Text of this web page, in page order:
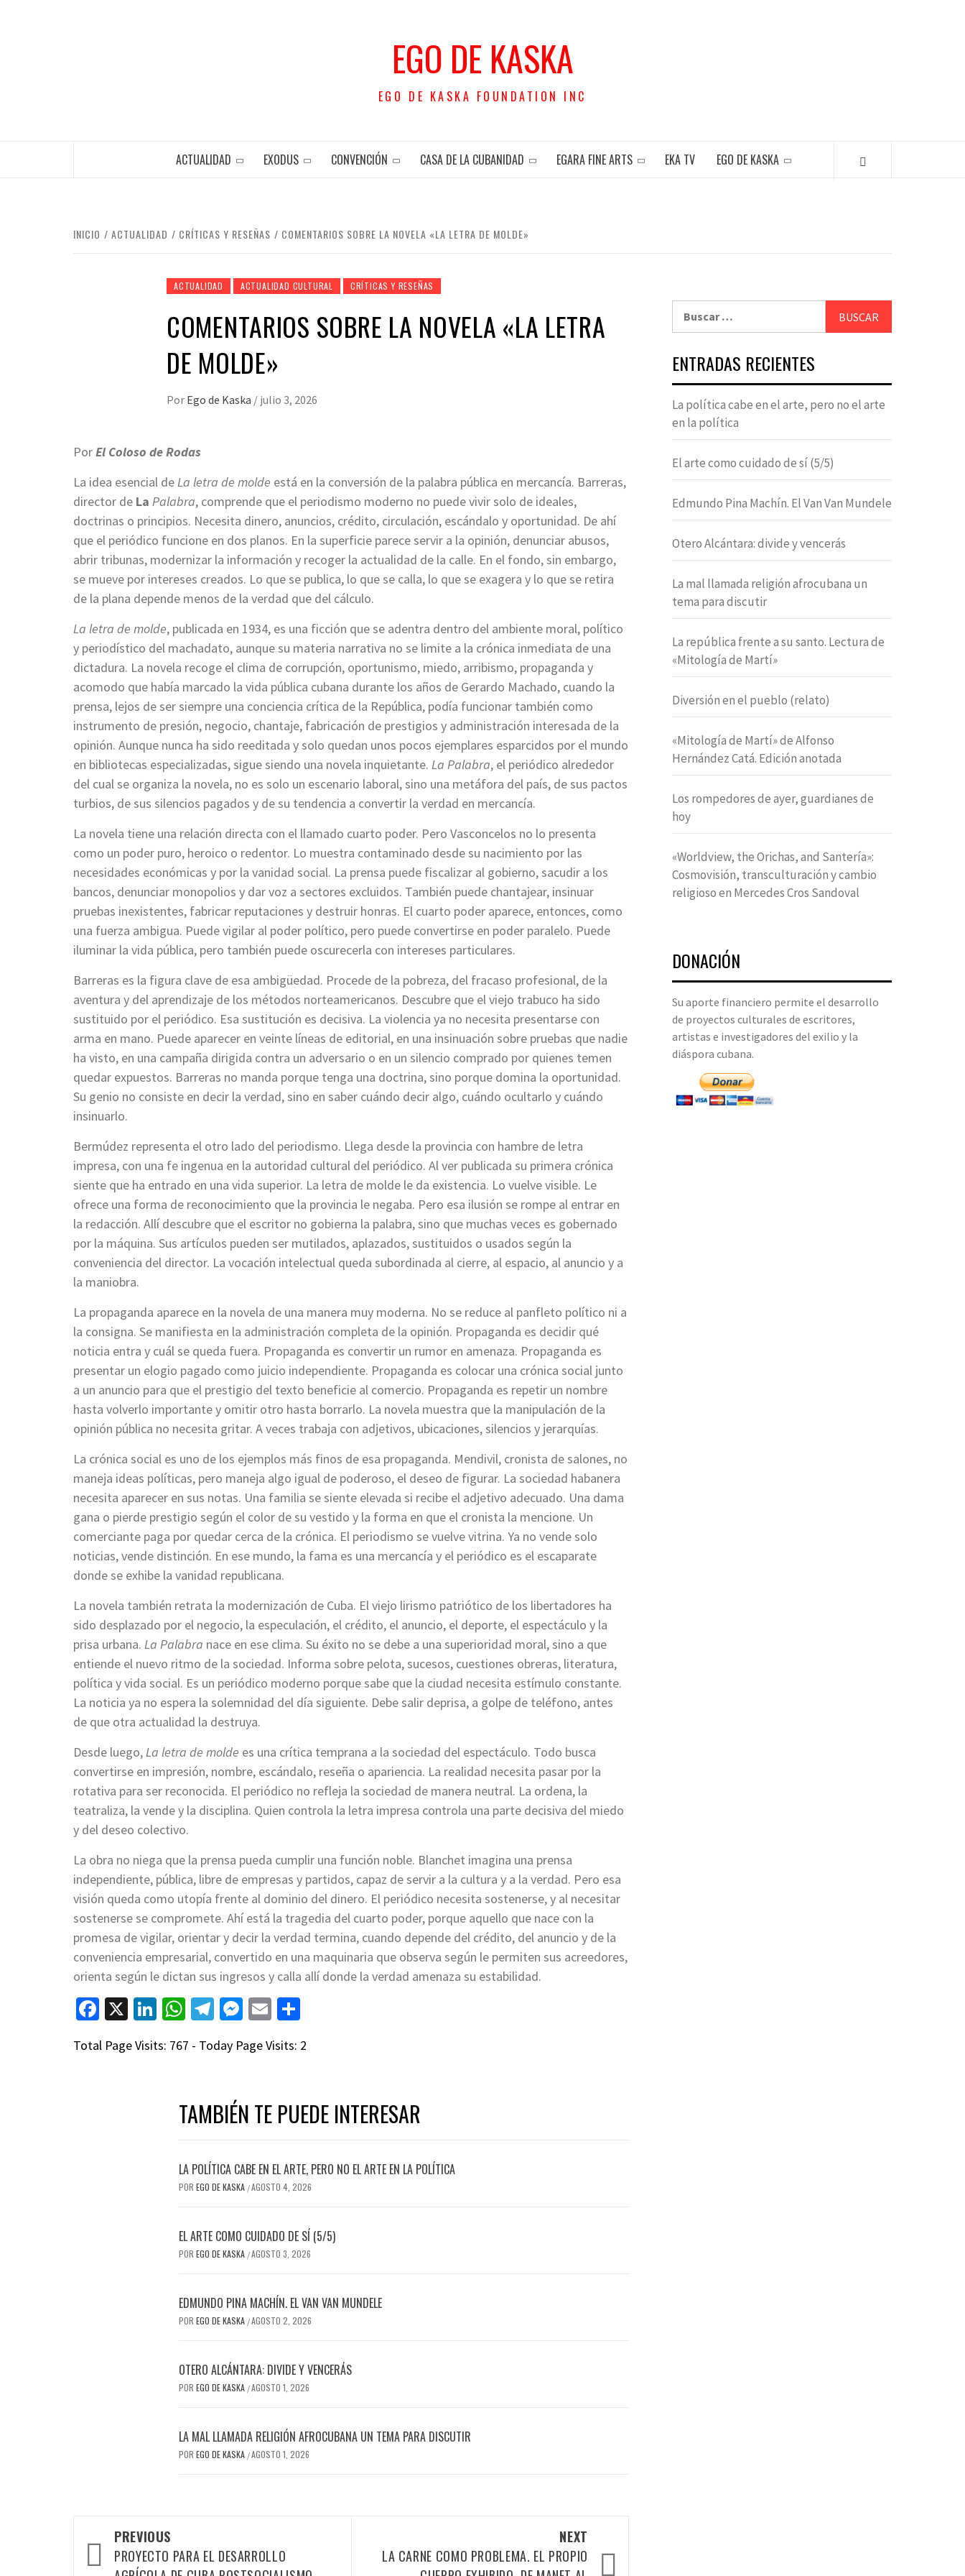
EGO DE KASKA
EGO DE KASKA FOUNDATION INC
ACTUALIDAD EXODUS CONVENCIÓN CASA DE LA CUBANIDAD EGARA FINE ARTS EKA TV EGO DE KASKA
INICIO ACTUALIDAD CRÍTICAS Y RESEÑAS COMENTARIOS SOBRE LA NOVELA «LA LETRA DE MOLDE»
ACTUALIDAD ACTUALIDAD CULTURAL CRÍTICAS Y RESEÑAS
COMENTARIOS SOBRE LA NOVELA «LA LETRA
DE MOLDE»
Por Ego de Kaska / julio 3, 2026
PorEl Coloso de Rodas
La idea esencial deLa letra de molde está en la conversión de la palabra pública en mercancía. Barreras,
director de La Palabra, comprende que el periodismo moderno no puede vivir solo de ideales,
doctrinas o principios. Necesita dinero, anuncios, crédito, circulación, escándalo y oportunidad. De ahí
que el periódico funcione en dos planos. En la superficie parece servir a la opinión, denunciar abusos,
abrir tribunas, modernizar la información y recoger la actualidad de la calle. En el fondo, sin embargo,
se mueve por intereses creados. Lo que se publica, lo que se calla, lo que se exagera y lo que se retira
de la plana depende menos de la verdad que del cálculo.
La letra de molde, publicada en 1934, es una ficción que se adentra dentro del ambiente moral, político
y periodístico del machadato, aunque su materia narrativa no se limite a la crónica inmediata de una
dictadura. La novela recoge el clima de corrupción, oportunismo, miedo, arribismo, propaganda y
acomodo que había marcado la vida pública cubana durante los años de Gerardo Machado, cuando la
prensa, lejos de ser siempre una conciencia crítica de la República, podía funcionar también como
instrumento de presión, negocio, chantaje, fabricación de prestigios y administración interesada de la
opinión. Aunque nunca ha sido reeditada y solo quedan unos pocos ejemplares esparcidos por el mundo
en bibliotecas especializadas, sigue siendo una novela inquietante. La Palabra, el periódico alrededor
del cual se organiza la novela, no es solo un escenario laboral, sino una metáfora del país, de sus pactos
turbios, de sus silencios pagados y de su tendencia a convertir la verdad en mercancía.
La novela tiene una relación directa con el llamado cuarto poder. Pero Vasconcelos no lo presenta
como un poder puro, heroico o redentor. Lo muestra contaminado desde su nacimiento por las
necesidades económicas y por la vanidad social. La prensa puede fiscalizar al gobierno, sacudir a los
bancos, denunciar monopolios y dar voz a sectores excluidos. También puede chantajear, insinuar
pruebas inexistentes, fabricar reputaciones y destruir honras. El cuarto poder aparece, entonces, como
una fuerza ambigua. Puede vigilar al poder político, pero puede convertirse en poder paralelo. Puede
iluminar la vida pública, pero también puede oscurecerla con intereses particulares.
Barreras es la figura clave de esa ambigüedad. Procede de la pobreza, del fracaso profesional, de la
aventura y del aprendizaje de los métodos norteamericanos. Descubre que el viejo trabuco ha sido
sustituido por el periódico. Esa sustitución es decisiva. La violencia ya no necesita presentarse con
arma en mano. Puede aparecer en veinte líneas de editorial, en una insinuación sobre pruebas que nadie
ha visto, en una campaña dirigida contra un adversario o en un silencio comprado por quienes temen
quedar expuestos. Barreras no manda porque tenga una doctrina, sino porque domina la oportunidad.
Su genio no consiste en decir la verdad, sino en saber cuándo decir algo, cuándo ocultarlo y cuándo
insinuarlo.
Bermúdez representa el otro lado del periodismo. Llega desde la provincia con hambre de letra
impresa, con una fe ingenua en la autoridad cultural del periódico. Al ver publicada su primera crónica
siente que ha entrado en una vida superior. La letra de molde le da existencia. Lo vuelve visible. Le
ofrece una forma de reconocimiento que la provincia le negaba. Pero esa ilusión se rompe al entrar en
la redacción. Allí descubre que el escritor no gobierna la palabra, sino que muchas veces es gobernado
por la máquina. Sus artículos pueden ser mutilados, aplazados, sustituidos o usados según la
conveniencia del director. La vocación intelectual queda subordinada al cierre, al espacio, al anuncio y a
la maniobra.
La propaganda aparece en la novela de una manera muy moderna. No se reduce al panfleto político ni a
la consigna. Se manifiesta en la administración completa de la opinión. Propaganda es decidir qué
noticia entra y cuál se queda fuera. Propaganda es convertir un rumor en amenaza. Propaganda es
presentar un elogio pagado como juicio independiente. Propaganda es colocar una crónica social junto
a un anuncio para que el prestigio del texto beneficie al comercio. Propaganda es repetir un nombre
hasta volverlo importante y omitir otro hasta borrarlo. La novela muestra que la manipulación de la
opinión pública no necesita gritar. A veces trabaja con adjetivos, ubicaciones, silencios y jerarquías.
La crónica social es uno de los ejemplos más finos de esa propaganda. Mendivil, cronista de salones, no
maneja ideas políticas, pero maneja algo igual de poderoso, el deseo de figurar. La sociedad habanera
necesita aparecer en sus notas. Una familia se siente elevada si recibe el adjetivo adecuado. Una dama
gana o pierde prestigio según el color de su vestido y la forma en que el cronista la mencione. Un
comerciante paga por quedar cerca de la crónica. El periodismo se vuelve vitrina. Ya no vende solo
noticias, vende distinción. En ese mundo, la fama es una mercancía y el periódico es el escaparate
donde se exhibe la vanidad republicana.
La novela también retrata la modernización de Cuba. El viejo lirismo patriótico de los libertadores ha
sido desplazado por el negocio, la especulación, el crédito, el anuncio, el deporte, el espectáculo y la
prisa urbana. La Palabra nace en ese clima. Su éxito no se debe a una superioridad moral, sino a que
entiende el nuevo ritmo de la sociedad. Informa sobre pelota, sucesos, cuestiones obreras, literatura,
política y vida social. Es un periódico moderno porque sabe que la ciudad necesita estímulo constante.
La noticia ya no espera la solemnidad del día siguiente. Debe salir deprisa, a golpe de teléfono, antes
de que otra actualidad la destruya.
Desde luego,La letra de molde es una crítica temprana a la sociedad del espectáculo. Todo busca
convertirse en impresión, nombre, escándalo, reseña o apariencia. La realidad necesita pasar por la
rotativa para ser reconocida. El periódico no refleja la sociedad de manera neutral. La ordena, la
teatraliza, la vende y la disciplina. Quien controla la letra impresa controla una parte decisiva del miedo
y del deseo colectivo.
La obra no niega que la prensa pueda cumplir una función noble. Blanchet imagina una prensa
independiente, pública, libre de empresas y partidos, capaz de servir a la cultura y a la verdad. Pero esa
visión queda como utopía frente al dominio del dinero. El periódico necesita sostenerse, y al necesitar
sostenerse se compromete. Ahí está la tragedia del cuarto poder, porque aquello que nace con la
promesa de vigilar, orientar y decir la verdad termina, cuando depende del crédito, del anuncio y de la
conveniencia empresarial, convertido en una maquinaria que observa según le permiten sus acreedores,
orienta según le dictan sus ingresos y calla allí donde la verdad amenaza su estabilidad.
Facebook
X LinkedIn
WhatsApp
Telegram
Messenger
Email
Total Page Visits: 767 - Today Page Visits: 2
TAMBIÉN TE PUEDE INTERESAR
LA POLÍTICA CABE EN EL ARTE, PERO NO EL ARTE EN LA POLÍTICA
POR EGO DE KASKA /AGOSTO 4, 2026
EL ARTE COMO CUIDADO DE SÍ (5/5)
POR EGO DE KASKA /AGOSTO 3, 2026
EDMUNDO PINA MACHÍN. EL VAN VAN MUNDELE
POR EGO DE KASKA /AGOSTO 2, 2026
OTERO ALCÁNTARA: DIVIDE Y VENCERÁS
POR EGO DE KASKA /AGOSTO 1, 2026
LA MAL LLAMADA RELIGIÓN AFROCUBANA UN TEMA PARA DISCUTIR
POR EGO DE KASKA /AGOSTO 1, 2026
Post
navigation
PREVIOUS
PROYECTO PARA EL DESARROLLO
NEXT
LA CARNE COMO PROBLEMA. EL PROPIO
ENTRADAS RECIENTES
La política cabe en el arte, pero no el arte
en la política
El arte como cuidado de sí (5/5)
Edmundo Pina Machín. El Van Van Mundele
Otero Alcántara: divide y vencerás
La mal llamada religión afrocubana un
tema para discutir
La república frente a su santo. Lectura de
«Mitología de Martí»
Diversión en el pueblo (relato)
«Mitología de Martí» de Alfonso
Hernández Catá. Edición anotada
Los rompedores de ayer, guardianes de
hoy
«Worldview, the Orichas, and Santería»:
Cosmovisión, transculturación y cambio
religioso en Mercedes Cros Sandoval
DONACIÓN
Su aporte financiero permite el desarrollo
de proyectos culturales de escritores,
artistas e investigadores del exilio y la
diáspora cubana.